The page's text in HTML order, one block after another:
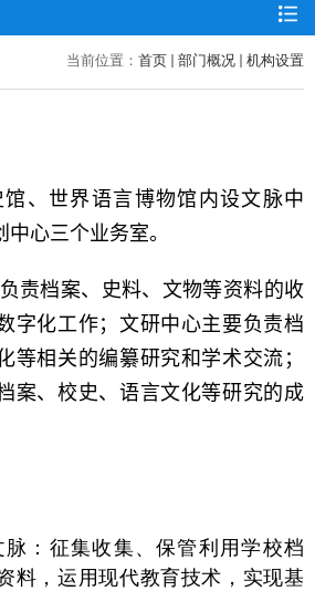
当前位置： 首页 部门概况 机构设置
、世界语言博物馆内设文脉中
中心三个业务室。
责档案、史料、文物等资料的收
字化工作；文研中心主要负责档
等相关的编纂研究和学术交流；
案、校史、语言文化等研究的成
脉：征集收集、保管利用学校档
料，运用现代教育技术，实现基